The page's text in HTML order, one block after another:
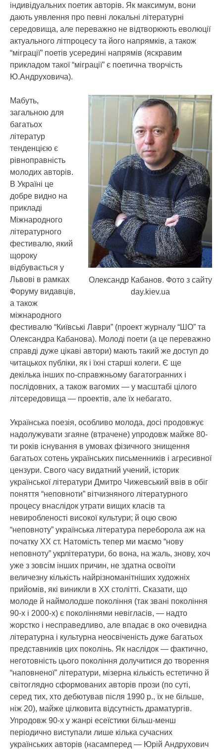
індивідуальних поетик авторів. Як максимум, вони
дають уявлення про певні локальні літературні
середовища, але переважно не відтворюють еволюції
актуального літпроцесу та його напрямків, а також
“міграції” поетів усередині напрямів (яскравим
прикладом такої “міграції” є поетична творчість
Ю.Андруховича).
Олександр Кабанов. Фото з сайту
day.kiev.ua
Мабуть,
загальною для
багатьох
літератур
тенденцією є
рівноправність
молодих авторів.
В Україні це
добре видно на
прикладі
Міжнародного
літературного
фестивалю, який
щороку
відбувається у
Львові в рамках
Форуму видавців,
а також
міжнародного
фестивалю “Київські Лаври” (проект журналу “ШО” та
Олександра Кабанова). Молоді поети (а це переважно
справді дуже цікаві автори) мають такий же доступ до
читацькох публіки, як і їхні старші колеги. Є ще
декілька інших по-справжньому багатогранних і
послідовних, а також вагомих — у масштабі цілого
літсередовища — проектів, але їх небагато.
Українська поезія, особливо молода, досі продовжує
надолужувати згаяне (втрачене) упродовж майже 80-
ти років існування в умовах фізичного знищення
багатьох сотень українських письменників і агресивної
цензури. Свого часу видатний учений, історик
української літератури Дмитро Чижевський ввів в обіг
поняття “неповноти” вітчизняного літературного
процесу внаслідок утрати вищих класів та
невиробленості високої культури; й оцю свою
“неповноту” українська література переборола аж на
початку XX ст. Натомість тепер ми маємо “нову
неповноту” укрлітератури, бо вона, на жаль, знову, хоч
уже з зовсім інших причин, не здатна освоїти
величезну кількість найрізноманітніших художніх
прийомів, які виникли в ХХ столітті. Сказати, що
молоде й наймолодше покоління (так звані покоління
90-х і 2000-х) є поколіннями невігласів, — надто
жорстко і несправедливо, але впадає в око очевидна
літературна і культурна неосвіченість дуже багатьох
представників цих поколінь. Як наслідок — фактично,
неготовність цього покоління долучитися до творення
“наповненої” літератури, мізерна кількість естетично й
світоглядно сформованих авторів прози (по суті,
серед тих, хто дебютував після 1990 р., їх не більше,
ніж 20), майже цілковита відсутність драматургів.
Упродовж 90-х у жанрі есеїстики більш-менш
періодично виступали лише кілька сучасних
українських авторів (насамперед — Юрій Андрухович